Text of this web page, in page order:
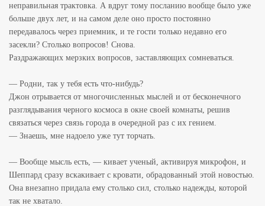
неправильная трактовка. А вдруг тому посланию вообще было уже
больше двух лет, и на самом деле оно просто постоянно
передавалось через приемник, и те гости только недавно его
засекли? Столько вопросов! Снова.
Раздражающих мерзких вопросов, заставляющих сомневаться.
— Родни, так у тебя есть что-нибудь?
Джон отрывается от многочисленных мыслей и от бесконечного
разглядывания черного космоса в окне своей комнаты, решив
связаться через связь города в очередной раз с их гением.
— Знаешь, мне надоело уже тут торчать.
— Вообще мысль есть, — кивает ученый, активируя микрофон, и
Шеппард сразу вскакивает с кровати, обрадованный этой новостью.
Она внезапно придала ему столько сил, столько надежды, которой
так не хватало.